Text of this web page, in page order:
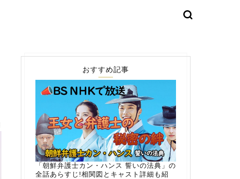
おすすめ記事
「朝鮮弁護士カン・ハンス 誓いの法典」の
全話あらすじ!相関図とキャスト詳細も紹